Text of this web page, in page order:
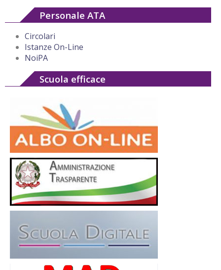
Personale ATA
Circolari
Istanze On-Line
NoiPA
Scuola efficace